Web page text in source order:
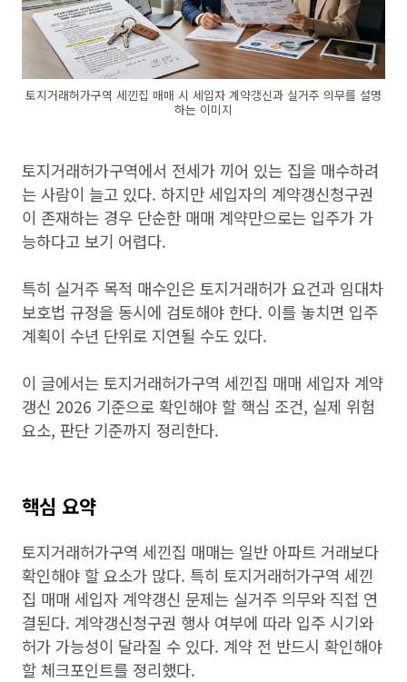
토지거래허가구역 세낀집 매매 시 세입자 계약갱신과 실거주 의무를 설명
하는 이미지
토지거래허가구역에서 전세가 끼어 있는 집을 매수하려
는 사람이 늘고 있다. 하지만 세입자의 계약갱신청구권
이 존재하는 경우 단순한 매매 계약만으로는 입주가 가
능하다고 보기 어렵다.
특히 실거주 목적 매수인은 토지거래허가 요건과 임대차
보호법 규정을 동시에 검토해야 한다. 이를 놓치면 입주
계획이 수년 단위로 지연될 수도 있다.
이 글에서는 토지거래허가구역 세낀집 매매 세입자 계약
갱신 2026 기준으로 확인해야 할 핵심 조건, 실제 위험
요소, 판단 기준까지 정리한다.
핵심 요약
토지거래허가구역 세낀집 매매는 일반 아파트 거래보다
확인해야 할 요소가 많다. 특히 토지거래허가구역 세낀
집 매매 세입자 계약갱신 문제는 실거주 의무와 직접 연
결된다. 계약갱신청구권 행사 여부에 따라 입주 시기와
허가 가능성이 달라질 수 있다. 계약 전 반드시 확인해야
할 체크포인트를 정리했다.